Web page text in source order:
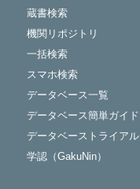
蔵書検索
機関リポジトリ
一括検索
スマホ検索
データベース一覧
データベース簡単ガイド
データベーストライアル
学認（GakuNin）